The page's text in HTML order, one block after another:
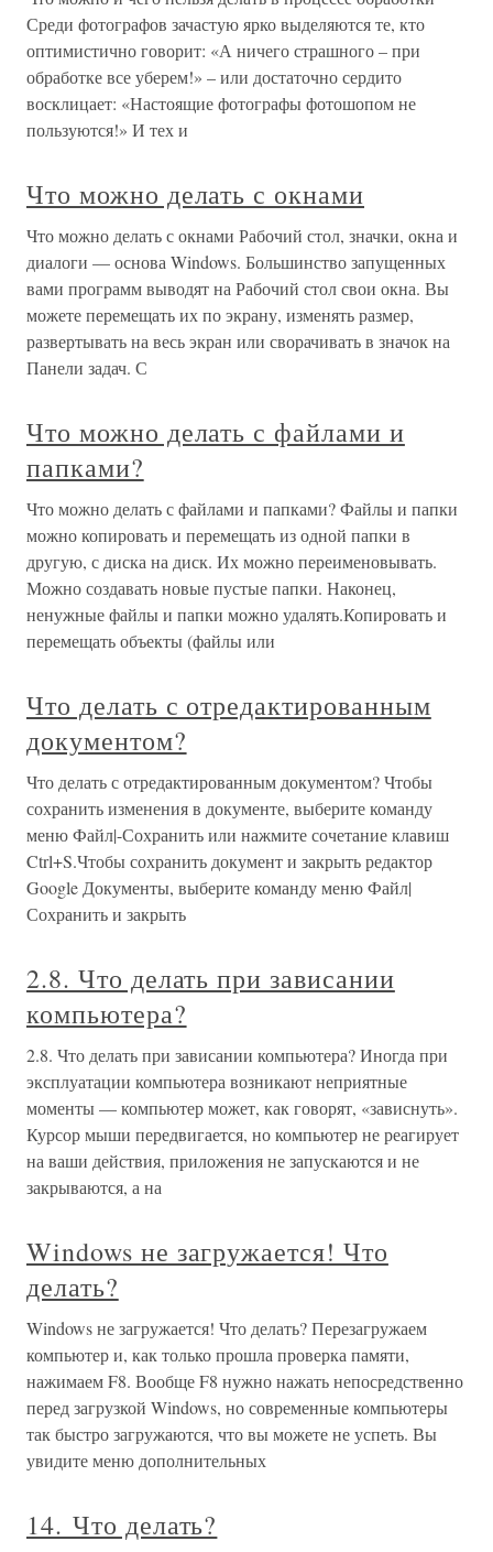
Среди фотографов зачастую ярко выделяются те, кто
оптимистично говорит: «А ничего страшного – при
обработке все уберем!» – или достаточно сердито
восклицает: «Настоящие фотографы фотошопом не
пользуются!» И тех и
Что можно делать с окнами
Что можно делать с окнами Рабочий стол, значки, окна и
диалоги — основа Windows. Большинство запущенных
вами программ выводят на Рабочий стол свои окна. Вы
можете перемещать их по экрану, изменять размер,
развертывать на весь экран или сворачивать в значок на
Панели задач. С
Что можно делать с файлами и
папками?
Что можно делать с файлами и папками? Файлы и папки
можно копировать и перемещать из одной папки в
другую, с диска на диск. Их можно переименовывать.
Можно создавать новые пустые папки. Наконец,
ненужные файлы и папки можно удалять.Копировать и
перемещать объекты (файлы или
Что делать с отредактированным
документом?
Что делать с отредактированным документом? Чтобы
сохранить изменения в документе, выберите команду
меню Файл|-Сохранить или нажмите сочетание клавиш
Ctrl+S.Чтобы сохранить документ и закрыть редактор
Google Документы, выберите команду меню Файл|
Сохранить и закрыть
2.8. Что делать при зависании
компьютера?
2.8. Что делать при зависании компьютера? Иногда при
эксплуатации компьютера возникают неприятные
моменты — компьютер может, как говорят, «зависнуть».
Курсор мыши передвигается, но компьютер не реагирует
на ваши действия, приложения не запускаются и не
закрываются, а на
Windows не загружается! Что
делать?
Windows не загружается! Что делать? Перезагружаем
компьютер и, как только прошла проверка памяти,
нажимаем F8. Вообще F8 нужно нажать непосредственно
перед загрузкой Windows, но современные компьютеры
так быстро загружаются, что вы можете не успеть. Вы
увидите меню дополнительных
14. Что делать?